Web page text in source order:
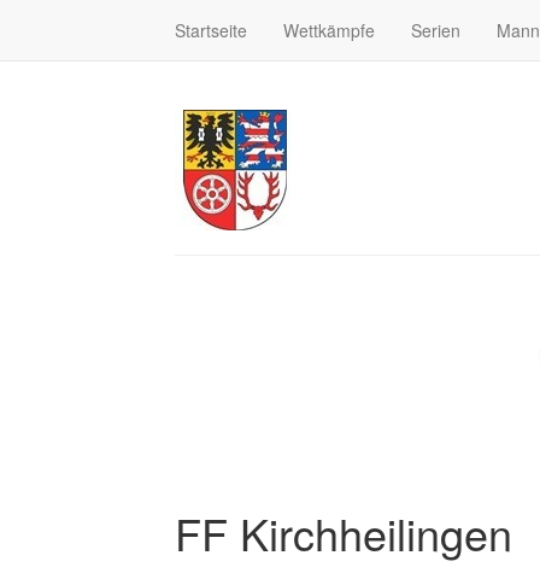
Startseite Wettkämpfe Serien
FF Kirchheilingen